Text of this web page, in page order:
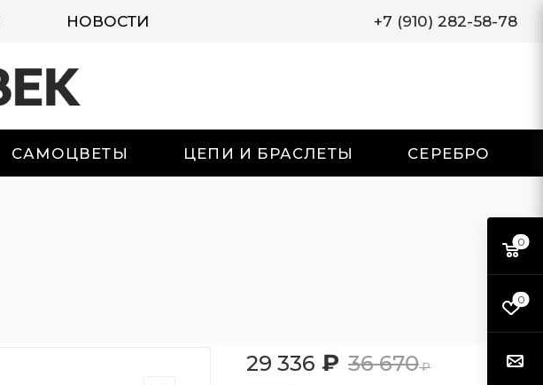
НОВОСТИ +7 (910) 282-58-78
САМОЦВЕТЫ ЦЕПИ И БРАСЛЕТЫ СЕРЕБРО
29 336 ₽ 36 670₽
0
0